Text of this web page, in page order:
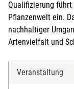
Qualifizierung führt
Pflanzenwelt ein.
nachhaltiger
Artenvielfalt und
Veranstaltung